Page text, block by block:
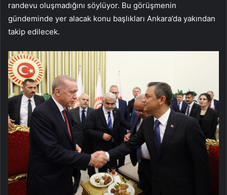
randevu oluşmadığını söylüyor. Bu görüşmenin
gündeminde yer alacak konu başlıkları Ankara’da yakından
takip edilecek.